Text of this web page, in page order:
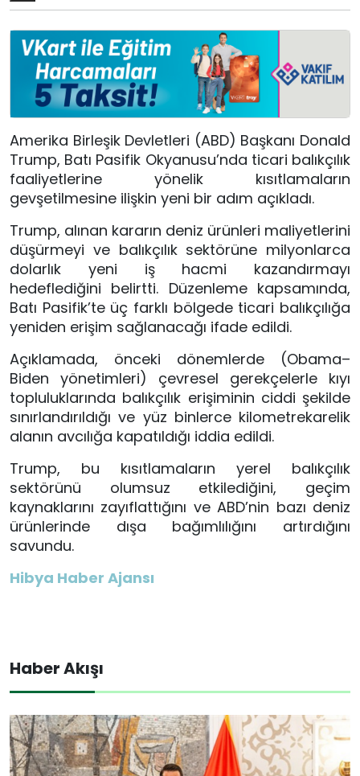
Amerika Birleşik Devletleri (ABD) Başkanı Donald
Trump, Batı Pasifik Okyanusu’nda ticari balıkçılık
faaliyetlerine yönelik kısıtlamaların
gevşetilmesine ilişkin yeni bir adım açıkladı.
Trump, alınan kararın deniz ürünleri maliyetlerini
düşürmeyi ve balıkçılık sektörüne milyonlarca
dolarlık yeni iş hacmi kazandırmayı
hedeflediğini belirtti. Düzenleme kapsamında,
Batı Pasifik’te üç farklı bölgede ticari balıkçılığa
yeniden erişim sağlanacağı ifade edildi.
Açıklamada, önceki dönemlerde (Obama–
Biden yönetimleri) çevresel gerekçelerle kıyı
topluluklarında balıkçılık erişiminin ciddi şekilde
sınırlandırıldığı ve yüz binlerce kilometrekarelik
alanın avcılığa kapatıldığı iddia edildi.
Trump, bu kısıtlamaların yerel balıkçılık
sektörünü olumsuz etkilediğini, geçim
kaynaklarını zayıflattığını ve ABD’nin bazı deniz
ürünlerinde dışa bağımlılığını artırdığını
savundu.
Hibya Haber Ajansı
Haber Akışı